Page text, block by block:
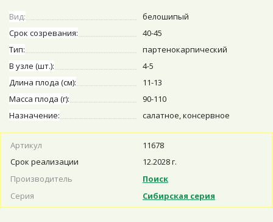
Вид:
белошипый
Срок созревания:
40-45
Тип:
партенокарпический
В узле (шт.):
4-5
Длина плода (см):
11-13
Масса плода (г):
90-110
Назначение:
салатное, консервное
Артикул
11678
Срок реализации
12.2028 г.
Производитель
Поиск
Серия
Сибирская серия